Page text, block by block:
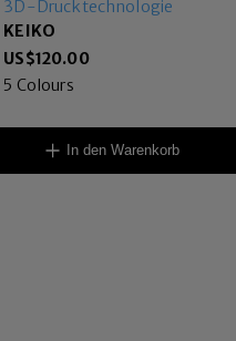
3D-Drucktechnologie
KEIKO
US$120.00
5 Colours
In den Warenkorb